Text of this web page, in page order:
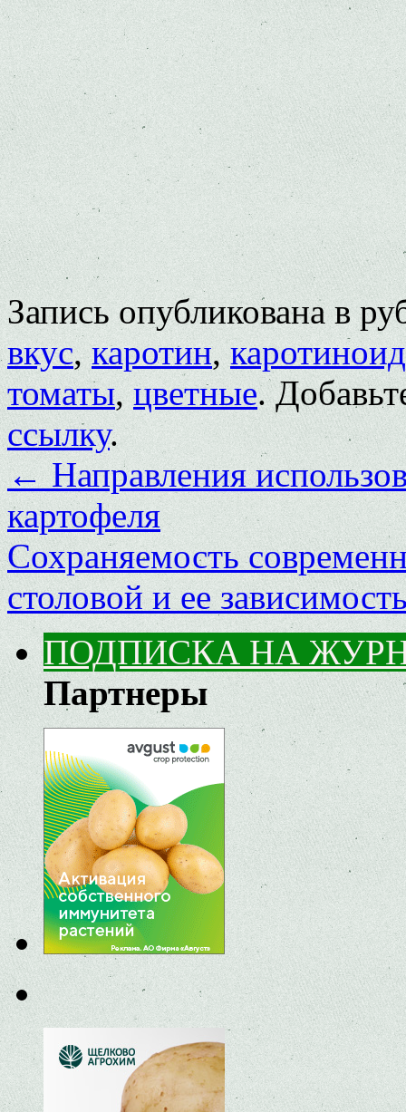
Запись опубликована в
вкус,каротин,
томаты,цветные.
ссылку.
←Направления
картофеля
Сохраняемость
столовой и ее
ПОДПИСКА НА
Партнеры